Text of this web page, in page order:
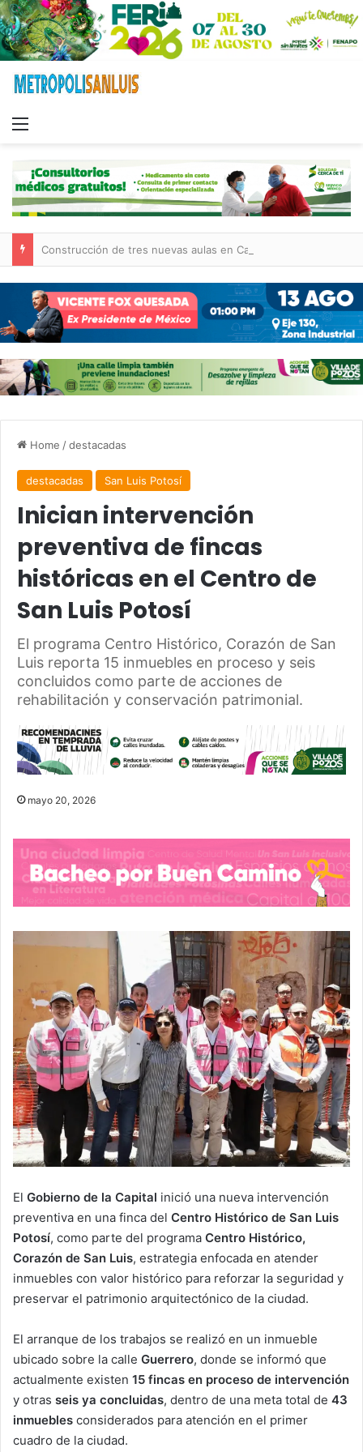
Home /destacadas
destacadas San Luis Potosí
Inician intervención
preventiva de fincas
históricas en el Centro de
San Luis Potosí
El programa Centro Histórico, Corazón de San
Luis reporta 15 inmuebles en proceso y seis
concluidos como parte de acciones de
rehabilitación y conservación patrimonial.
mayo 20, 2026
El Gobierno de la Capital inició una nueva intervención
preventiva en una finca del Centro Histórico de San Luis
Potosí, como parte del programa Centro Histórico,
Corazón de San Luis, estrategia enfocada en atender
inmuebles con valor histórico para reforzar la seguridad y
preservar el patrimonio arquitectónico de la ciudad.
El arranque de los trabajos se realizó en un inmueble
ubicado sobre la calle Guerrero, donde se informó que
actualmente existen 15 fincas en proceso de intervención
y otras seis ya concluidas, dentro de una meta total de 43
inmuebles considerados para atención en el primer
cuadro de la ciudad.